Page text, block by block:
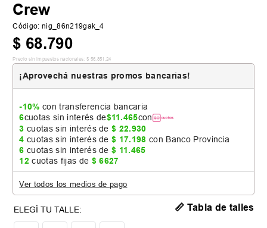
Crew
Código: nig_86n219gak_4
$ 68.790
Precio sin impuestos nacionales: $ 56.851 ,24
¡Aprovechá nuestras promos bancarias!
-10% con transferencia bancaria
6cuotas sin interés de$11.465con
3 cuotas sin interés de$ 22.930
4 cuotas sin interés de$ 17.198 con Banco Provincia
6 cuotas sin interés de$ 11.465
12 cuotas fijas de $ 6627
Ver todos los medios de pago
📏 Tabla de talles